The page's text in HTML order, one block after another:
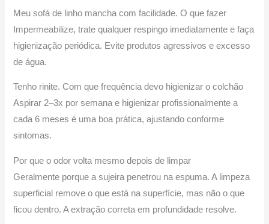
Meu sofá de linho mancha com facilidade. O que fazer
Impermeabilize, trate qualquer respingo imediatamente e faça
higienização periódica. Evite produtos agressivos e excesso
de água.
Tenho rinite. Com que frequência devo higienizar o colchão
Aspirar 2–3x por semana e higienizar profissionalmente a
cada 6 meses é uma boa prática, ajustando conforme
sintomas.
Por que o odor volta mesmo depois de limpar
Geralmente porque a sujeira penetrou na espuma. A limpeza
superficial remove o que está na superfície, mas não o que
ficou dentro. A extração correta em profundidade resolve.